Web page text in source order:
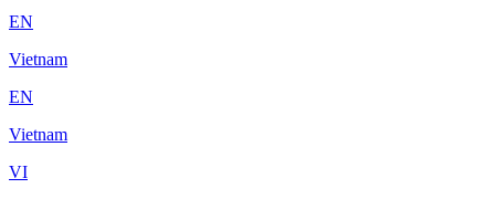
EN
Vietnam
EN
Vietnam
VI